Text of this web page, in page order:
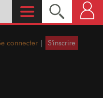
connecter | S'inscrire